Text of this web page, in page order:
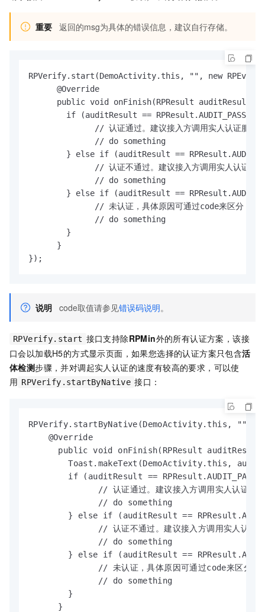
重要 返回的msg为具体的错误信息，建议自行存储。
RPVerify.start(DemoActivity.this, "", new
      @Override
public void onFinish(RPResult auditResult,
        if (auditResult == RPResult.AUDIT_PASS) {
// 认证通过。建议接入方调用实人认证服务
              // do something
} else if (auditResult ==
// 认证不通过。建议接入方调用实人认证服
              // do something
} else if (auditResult ==
// 未认证，具体原因可通过code来区分（
              // do something
        }
      }
});
说明 code取值请参见错误码说明。
RPVerify.start 接口支持除RPMin外的所有认证方案，该接
口会以加载H5的方式显示页面，如果您选择的认证方案只包含活
体检测步骤，并对调起实人认证的速度有较高的要求，可以使
用 RPVerify.startByNative 接口：
RPVerify.startByNative(DemoActivity.this, "",
    @Override
public void onFinish(RPResult
Toast.makeText(DemoActivity.this,
if (auditResult == RPResult.AUDIT_PASS)
// 认证通过。建议接入方调用实人认证服
              // do something
} else if (auditResult ==
// 认证不通过。建议接入方调用实人认证
              // do something
} else if (auditResult ==
// 未认证，具体原因可通过code来区分（
              // do something
        }
      }